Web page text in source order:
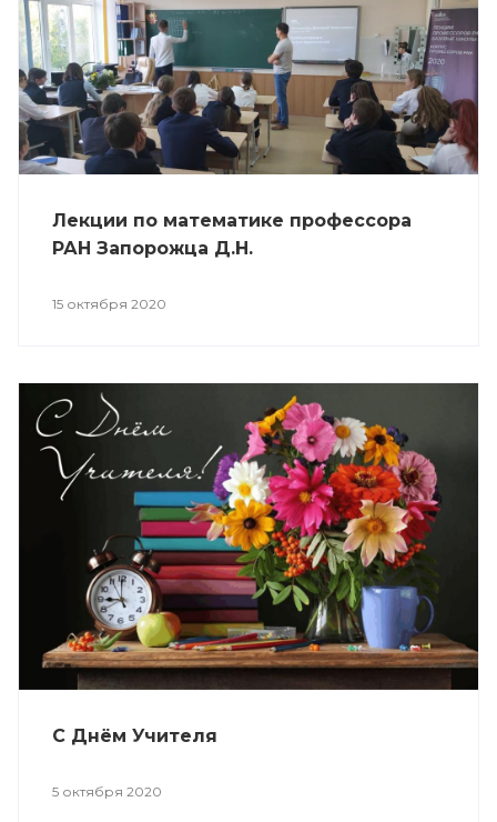
Лекции по математике профессора
РАН Запорожца Д.Н.
15 октября 2020
С Днём Учителя
5 октября 2020